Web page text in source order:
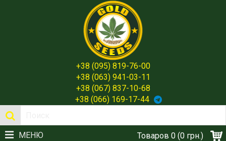
+38 (095) 819-76-00
+38 (063) 941-03-11
+38 (067) 837-10-68
+38 (066) 169-17-44
Товаров 0 (0 грн.)
МЕНЮ